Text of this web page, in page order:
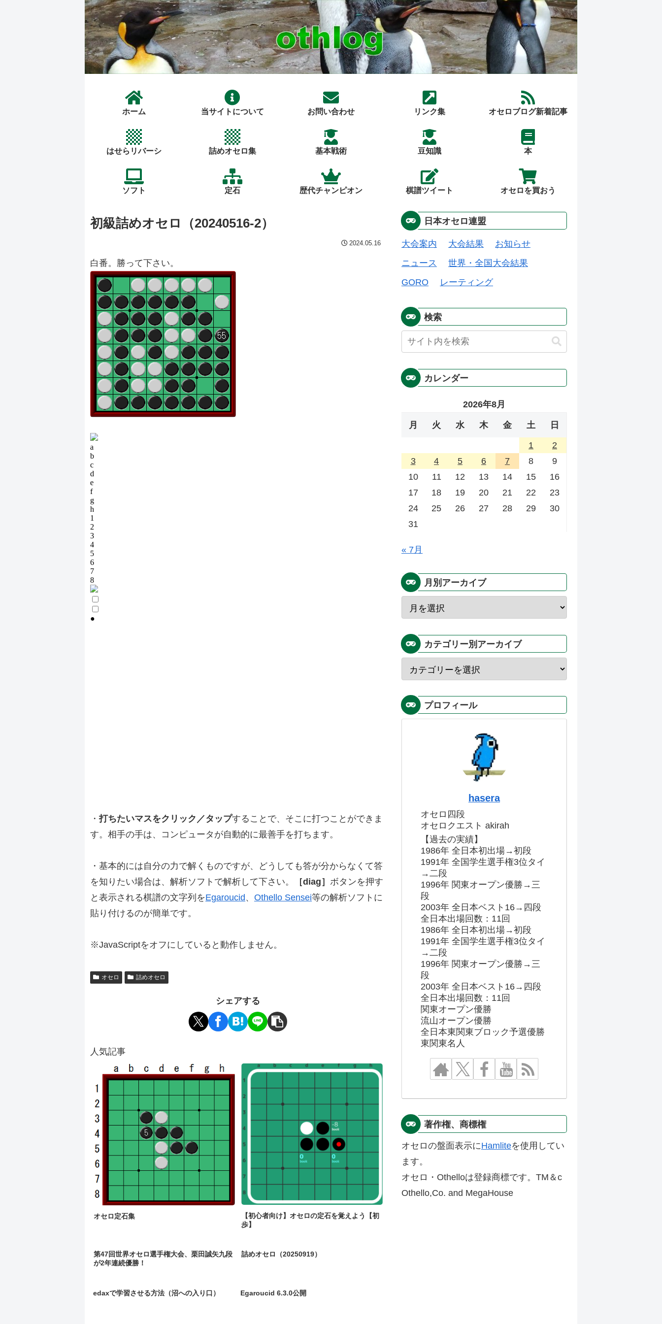
ホーム 当サイトについて お問い合わせ リンク集 オセロブログ新着記事
はせらリバーシ 詰めオセロ集 基本戦術 豆知識 本
ソフト 定石 歴代チャンピオン 棋譜ツイート オセロを買おう
初級詰めオセロ（20240516-2）
2024.05.16
白番。勝って下さい。
・打ちたいマスをクリック／タップすることで、そこに打つことができま
す。相手の手は、コンピュータが自動的に最善手を打ちます。
・基本的には自分の力で解くものですが、どうしても答が分からなくて答
を知りたい場合は、解析ソフトで解析して下さい。
［diag］ ボタンを押す
と表示される棋譜の文字列をEgaroucid、 Othello Sensei等の解析ソフトに
貼り付けるのが簡単です。
※JavaScriptをオフにしていると動作しません。
オセロ 詰めオセロ
シェアする
人気記事
オセロ定石集
【初心者向け】オセロの定石を覚えよう【初
歩】
第47回世界オセロ選手権大会、栗田誠矢九段
が2年連続優勝！
詰めオセロ（20250919）
edaxで学習させる方法（沼への入り口） Egaroucid 6.3.0公開
日本オセロ連盟
大会案内 大会結果
お知らせ
ニュース
世界・全国大会結果
GORO
レーティング
検索
カレンダー
2026年8月
月 火 水 木 金 土 日
1
2
3
4 5 6 7 8
9
10
11 12 13 14 15
16
17
18 19 20 21 22
23
24
25 26 27 28 29
30
31
« 7月
月別アーカイブ
カテゴリー別アーカイブ
プロフィール
hasera
オセロ四段
オセロクエスト akirah
【過去の実績】
1986年 全日本初出場→初段
1991年 全国学生選手権3位タイ
→二段
1996年 関東オープン優勝→三
段
2003年 全日本ベスト16→四段
全日本出場回数：11回
1986年 全日本初出場→初段
1991年 全国学生選手権3位タイ
→二段
1996年 関東オープン優勝→三
段
2003年 全日本ベスト16→四段
全日本出場回数：11回
関東オープン優勝
流山オープン優勝
全日本東関東ブロック予選優勝
東関東名人
著作権、商標権
オセロの盤面表示にHamliteを使用してい
ます。
オセロ・Othelloは登録商標です。TM＆c
Othello,Co. and MegaHouse